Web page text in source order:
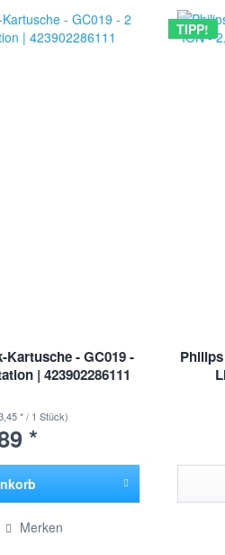
- GC019 -
| 423902286111
* / 1 Stück)
*
Merken
TIPP!